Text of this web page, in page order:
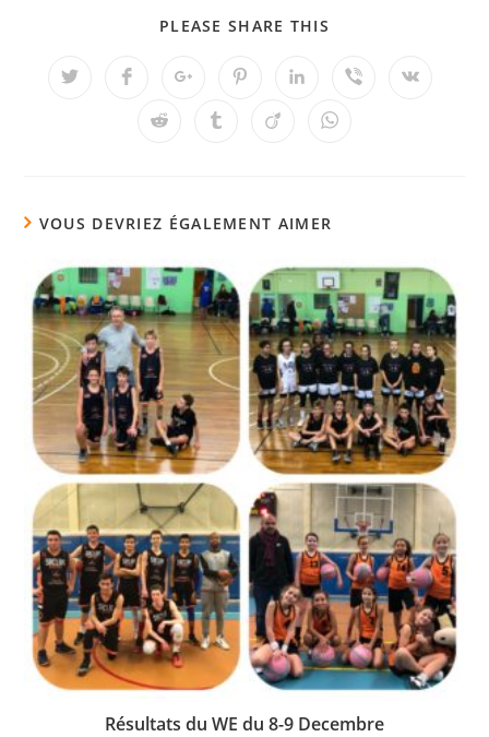
PLEASE SHARE THIS
VOUS DEVRIEZ ÉGALEMENT AIMER
Résultats du WE du 8-9 Decembre